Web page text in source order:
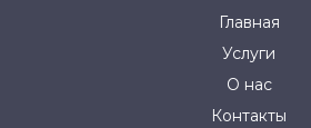
Главная
Услуги
О нас
Контакты